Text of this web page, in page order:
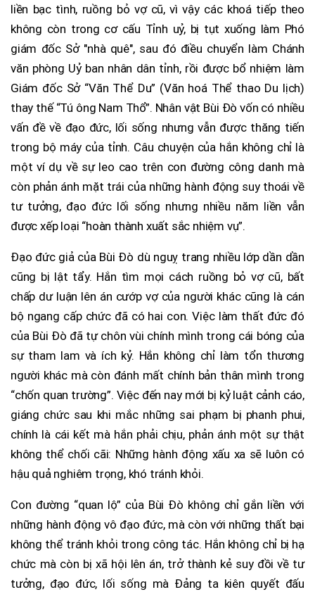
liền bạc tình, ruồng bỏ vợ cũ, vì vậy các khoá tiếp theo
không còn trong cơ cấu Tỉnh uỷ, bị tụt xuống làm Phó
giám đốc Sở "nhà quê", sau đó điều chuyển làm Chánh
văn phòng Uỷ ban nhân dân tỉnh, rồi được bổ nhiệm làm
Giám đốc Sở “Văn Thể Du” (Văn hoá Thể thao Du lịch)
thay thế “Tú ông Nam Thổ”. Nhân vật Bùi Đò vốn có nhiều
vấn đề về đạo đức, lối sống nhưng vẫn được thăng tiến
trong bộ máy của tỉnh. Câu chuyện của hắn không chỉ là
một ví dụ về sự leo cao trên con đường công danh mà
còn phản ánh mặt trái của những hành động suy thoái về
tư tưởng, đạo đức lối sống nhưng nhiều năm liền vẫn
được xếp loại “hoàn thành xuất sắc nhiệm vụ”.
Đạo đức giả của Bùi Đò dù nguỵ trang nhiều lớp dần dần
cũng bị lật tẩy. Hắn tìm mọi cách ruồng bỏ vợ cũ, bất
chấp dư luận lên án cướp vợ của người khác cũng là cán
bộ ngang cấp chức đã có hai con. Việc làm thất đức đó
của Bùi Đò đã tự chôn vùi chính mình trong cái bóng của
sự tham lam và ích kỷ. Hắn không chỉ làm tổn thương
người khác mà còn đánh mất chính bản thân mình trong
“chốn quan trường”. Việc đến nay mới bị kỷ luật cảnh cáo,
giáng chức sau khi mắc những sai phạm bị phanh phui,
chính là cái kết mà hắn phải chịu, phản ánh một sự thật
không thể chối cãi: Những hành động xấu xa sẽ luôn có
hậu quả nghiêm trọng, khó tránh khỏi.
Con đường “quan lộ” của Bùi Đò không chỉ gắn liền với
những hành động vô đạo đức, mà còn với những thất bại
không thể tránh khỏi trong công tác. Hắn không chỉ bị hạ
chức mà còn bị xã hội lên án, trở thành kẻ suy đồi về tư
tưởng, đạo đức, lối sống mà Đảng ta kiên quyết đấu